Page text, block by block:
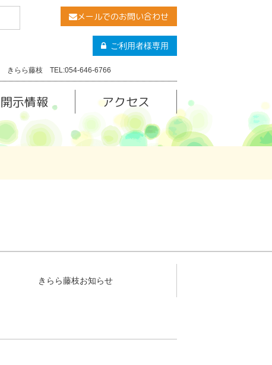
メールでのお問い合わせ
ご利用者様専用
きらら藤枝 TEL:054-646-6766
開示情報 アクセス
きらら藤枝お知らせ